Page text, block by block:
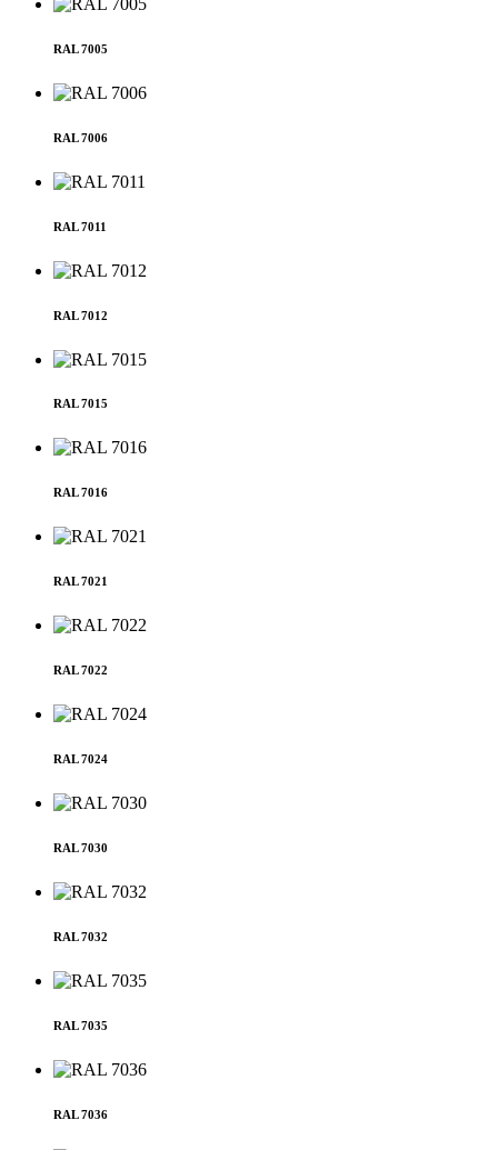
RAL 7005
RAL 7006
RAL 7011
RAL 7012
RAL 7015
RAL 7016
RAL 7021
RAL 7022
RAL 7024
RAL 7030
RAL 7032
RAL 7035
RAL 7036